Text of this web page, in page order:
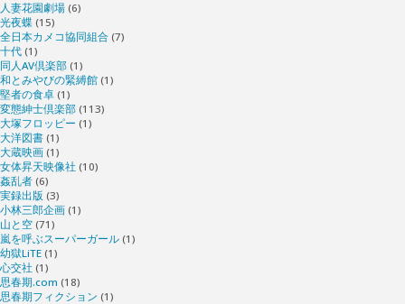
人妻花園劇場 (6)
光夜蝶 (15)
全日本カメコ協同組合 (7)
十代 (1)
同人AV倶楽部 (1)
和とみやびの緊縛館 (1)
堅者の食卓 (1)
変態紳士倶楽部 (113)
大塚フロッピー (1)
大洋図書 (1)
大蔵映画 (1)
女体昇天映像社 (10)
姦乱者 (6)
実録出版 (3)
小林三郎企画 (1)
山と空 (71)
嵐を呼ぶスーパーガール (1)
幼獄LiTE (1)
心交社 (1)
思春期.com (18)
思春期フィクション (1)